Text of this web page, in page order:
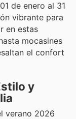
de enero al 31
vibrante para
en estas
mocasines
el confort
y
verano 2026